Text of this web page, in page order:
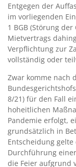
Entgegen der
im vorliegenden
1 BGB (Störung
Mietvertrags
Verpflichtung zur
vollständig oder
Zwar komme nach
8/21) für den Fall
hoheitlichen
Pandemie erfolgt,
grundsätzlich in
Entscheidung
Durchführung
die Feier aufgrund